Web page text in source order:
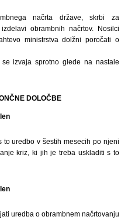
načrta države, skrbi za
obrambnih načrtov. Nosilci
ministrstva dolžni poročati o
izvaja sprotno glede na nastale
DOLOČBE
uredbo v šestih mesecih po njeni
kriz, ki jih je treba uskladiti s to
uredba o obrambnem načrtovanju